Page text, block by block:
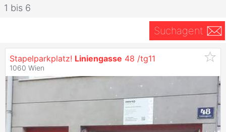
1 bis 6
Suchagent
Stapelparkplatz! Liniengasse 48 /tg11
1060 Wien